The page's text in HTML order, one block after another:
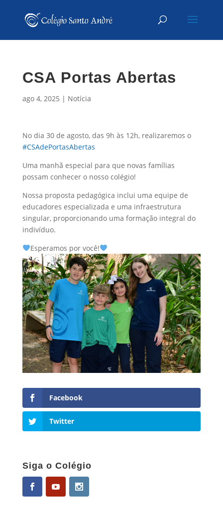
CSA Portas Abertas
ago 4, 2025 | Notícia
No dia 30 de agosto, das 9h às 12h, realizaremos o
#CSAdePortasAbertas
Uma manhã especial para que novas famílias
possam conhecer o nosso colégio!
Nossa proposta pedagógica inclui uma equipe de
educadores especializada e uma infraestrutura
singular, proporcionando uma formação integral do
indivíduo.
Esperamos por você!
Facebook
Twitter
Siga o Colégio